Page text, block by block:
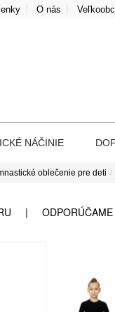
O nás
NÁČINIE
oblečenie pre deti
ODPORÚČAME